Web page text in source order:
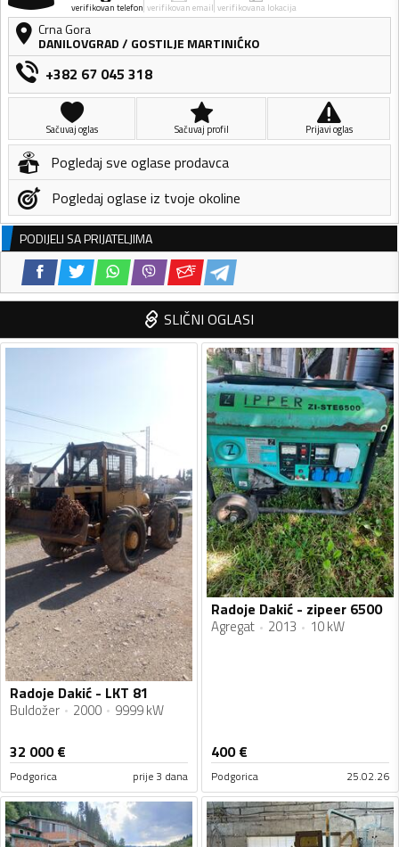
verifikovan telefon verifikovan email verifikovana lokacija
Crna Gora
DANILOVGRAD/ GOSTILJE MARTINIĆKO
+382 67 045 318
Sačuvaj oglas Sačuvaj profil Prijavi oglas
Pogledaj sve oglase prodavca
Pogledaj oglase iz tvoje okoline
PODIJELI SA PRIJATELJIMA
SLIČNI OGLASI
Radoje Dakić - LKT 81
Buldožer 2000 9999 kW
32 000€
Podgorica prije 3 dana
Radoje Dakić - zipeer 6500
Agregat 2013 10 kW
400€
Podgorica 25.02.26